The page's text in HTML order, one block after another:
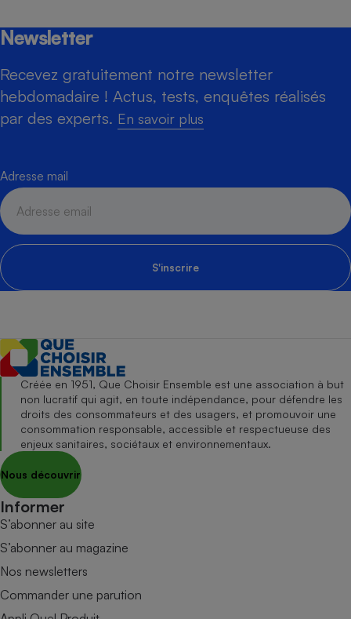
Newsletter
Recevez gratuitement notre newsletter
hebdomadaire ! Actus, tests, enquêtes réalisés
par des experts. En savoir plus
Adresse mail
S'inscrire
Créée en 1951, Que Choisir Ensemble est une association à but
non lucratif qui agit, en toute indépendance, pour défendre les
droits des consommateurs et des usagers, et promouvoir une
consommation responsable, accessible et respectueuse des
enjeux sanitaires, sociétaux et environnementaux.
Nous découvrir
Informer
S’abonner au site
S’abonner au magazine
Nos newsletters
Commander une parution